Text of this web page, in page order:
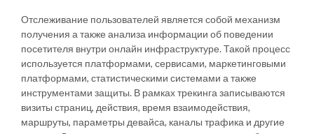
Отслеживание пользователей является собой механизм
получения а также анализа информации об поведении
посетителя внутри онлайн инфраструктуре. Такой процесс
используется платформами, сервисами, маркетинговыми
платформами, статистическими системами а также
инструментами защиты. В рамках трекинга записываются
визиты страниц, действия, время взаимодействия,
маршруты, параметры девайса, каналы трафика и другие